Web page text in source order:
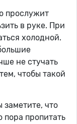
прослужит
в руке. При
холодной.
не стучать
чтобы такой
заметите, что
пора пропитать